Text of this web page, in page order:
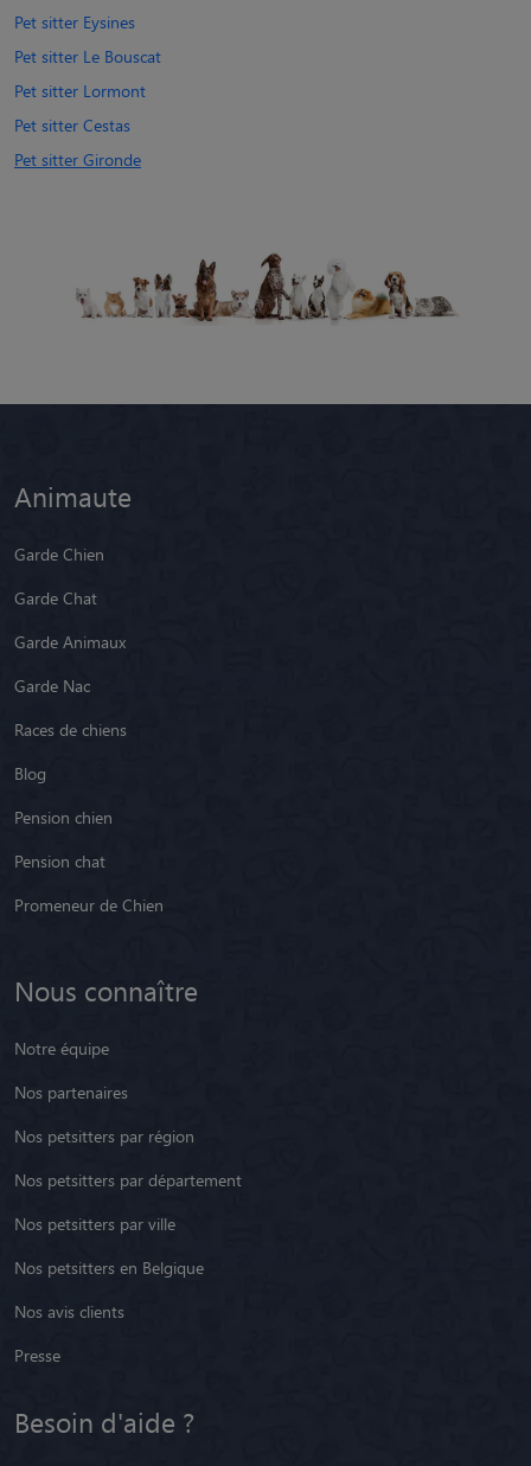
Pet sitter Eysines
Pet sitter Le Bouscat
Pet sitter Lormont
Pet sitter Cestas
Pet sitter Gironde
Animaute
Garde Chien
Garde Chat
Garde Animaux
Garde Nac
Races de chiens
Blog
Pension chien
Pension chat
Promeneur de Chien
Nous connaître
Notre équipe
Nos partenaires
Nos petsitters par région
Nos petsitters par département
Nos petsitters par ville
Nos petsitters en Belgique
Nos avis clients
Presse
Besoin d'aide ?